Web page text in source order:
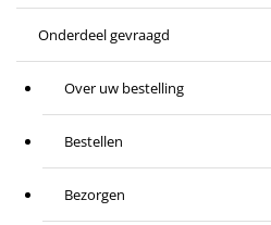
Onderdeel gevraagd
Over uw bestelling
Bestellen
Bezorgen